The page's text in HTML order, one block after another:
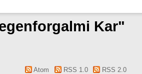
Kar"
Atom RSS 1.0 RSS 2.0